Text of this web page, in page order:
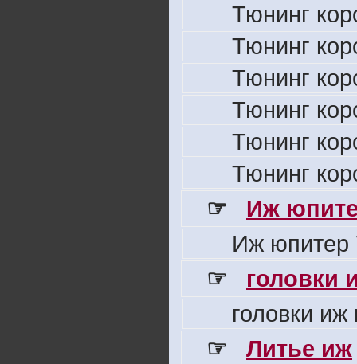
Тюнинг
Тюнинг
Тюнинг
Тюнинг
Тюнинг
Тюнинг
☞
Иж
Иж юпитер
☞
головки
головки
☞
Литье иж